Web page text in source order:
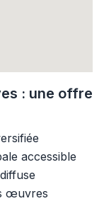
: une offre
accessible
œuvres